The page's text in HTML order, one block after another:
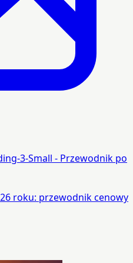
3-Small - Przewodnik po
roku: przewodnik cenowy